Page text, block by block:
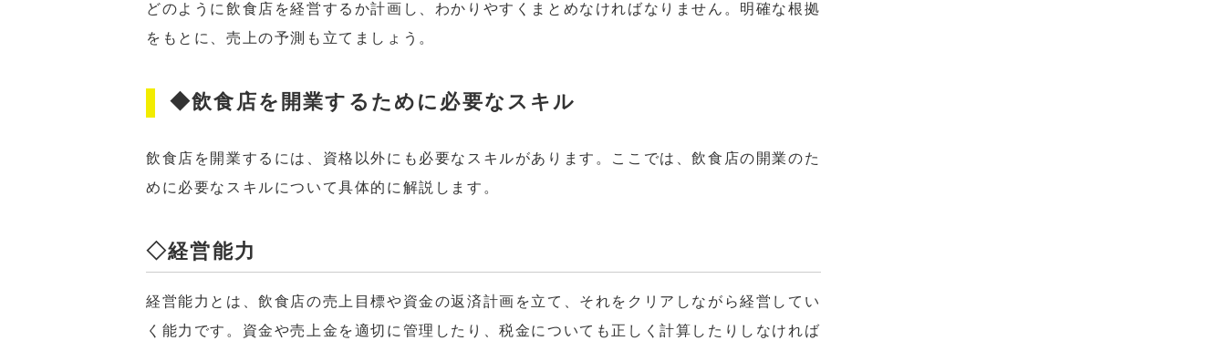
どのように飲食店を経営するか計画し、わかりやすくまとめなければなりません。明確な根拠
をもとに、売上の予測も立てましょう。
◆飲食店を開業するために必要なスキル
飲食店を開業するには、資格以外にも必要なスキルがあります。ここでは、飲食店の開業のた
めに必要なスキルについて具体的に解説します。
◇経営能力
経営能力とは、飲食店の売上目標や資金の返済計画を立て、それをクリアしながら経営してい
く能力です。資金や売上金を適切に管理したり、税金についても正しく計算したりしなければ